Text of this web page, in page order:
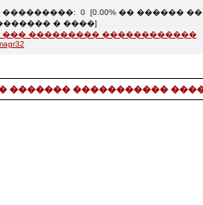
0 [0.00% �� ������
� ����]
��� ��������� ������������
������� �����������